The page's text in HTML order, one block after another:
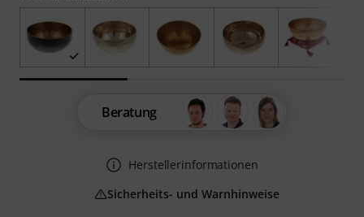
Beratung
Herstellerinformationen
Sicherheits- und Warnhinweise